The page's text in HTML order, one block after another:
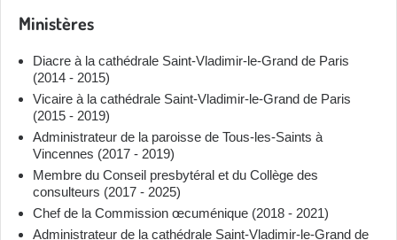
Ministères
Diacre à la cathédrale Saint-Vladimir-le-Grand de Paris
(2014 - 2015)
Vicaire à la cathédrale Saint-Vladimir-le-Grand de Paris
(2015 - 2019)
Administrateur de la paroisse de Tous-les-Saints à
Vincennes (2017 - 2019)
Membre du Conseil presbytéral et du Collège des
consulteurs (2017 - 2025)
Chef de la Commission œcuménique (2018 - 2021)
Administrateur de la cathédrale Saint-Vladimir-le-Grand de